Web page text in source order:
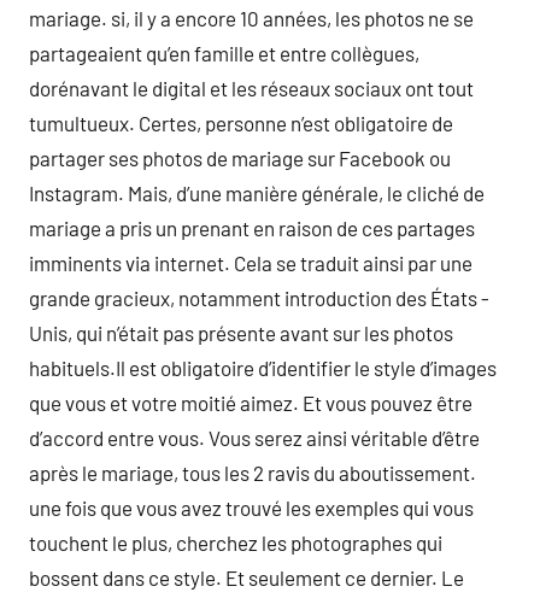
mariage. si, il y a encore 10 années, les photos ne se
partageaient qu’en famille et entre collègues,
dorénavant le digital et les réseaux sociaux ont tout
tumultueux. Certes, personne n’est obligatoire de
partager ses photos de mariage sur Facebook ou
Instagram. Mais, d’une manière générale, le cliché de
mariage a pris un prenant en raison de ces partages
imminents via internet. Cela se traduit ainsi par une
grande gracieux, notamment introduction des États -
Unis, qui n’était pas présente avant sur les photos
habituels.Il est obligatoire d’identifier le style d’images
que vous et votre moitié aimez. Et vous pouvez être
d’accord entre vous. Vous serez ainsi véritable d’être
après le mariage, tous les 2 ravis du aboutissement.
une fois que vous avez trouvé les exemples qui vous
touchent le plus, cherchez les photographes qui
bossent dans ce style. Et seulement ce dernier. Le